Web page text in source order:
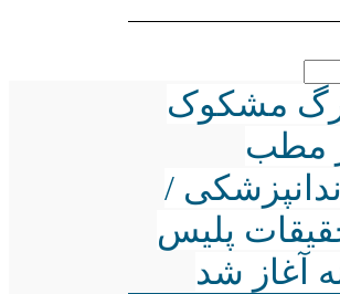
مشکوک
مطب
/
پلیس
آغاز شد